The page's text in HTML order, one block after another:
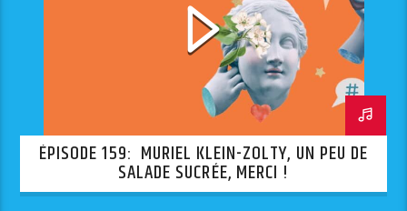
ÉPISODE 159: MURIEL KLEIN-ZOLTY, UN PEU DE
SALADE SUCRÉE, MERCI !